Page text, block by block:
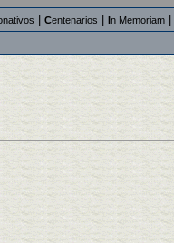
Centenarios In Memoriam